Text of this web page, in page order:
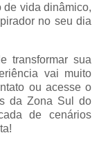
de vida dinâmico,
no seu dia
transformar sua
vai muito
ou acesse o
da Zona Sul do
de cenários